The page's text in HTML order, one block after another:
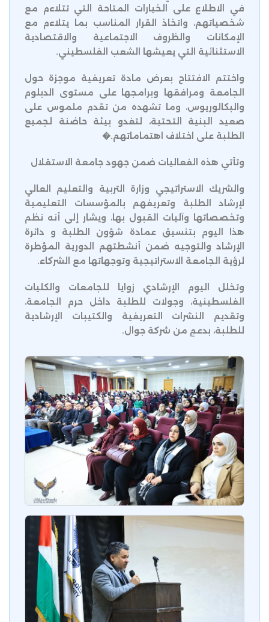
في الاطلاع على الخيارات المتاحة التي تتلاءم مع
شخصياتهم، واتخاذ القرار المناسب بما يتلاءم مع
الإمكانات والظروف الاجتماعية والاقتصادية
الاستثنائية التي يعيشها الشعب الفلسطيني.
واختتم الافتتاح بعرض مادة تعريفية موجزة حول
الجامعة ومرافقها وبرامجها على مستوى الدبلوم
والبكالوريوس، وما تشهده من تقدم ملموس على
صعيد البنية التحتية، لتغدو بيئة حاضنة لجميع
الطلبة على اختلاف اهتماماتهم.�
وتأتي هذه الفعاليات ضمن جهود جامعة الاستقلال
والشريك الاستراتيجي وزارة التربية والتعليم العالي
لإرشاد الطلبة وتعريفهم بالمؤسسات التعليمية
وتخصصاتها وآليات القبول بها، ويشار إلى أنه نظم
هذا اليوم بتنسيق عمادة شؤون الطلبة و دائرة
الإرشاد والتوجيه ضمن أنشطتهم الدورية المؤطرة
لرؤية الجامعة الاستراتيجية وتوجهاتها مع الشركاء.
وتخلل اليوم الإرشادي زوايا للجامعات والكليات
الفلسطينية، وجولات للطلبة داخل حرم الجامعة،
وتقديم النشرات التعريفية والكتيبات الإرشادية
للطلبة، بدعمٍ من شركة جوال.